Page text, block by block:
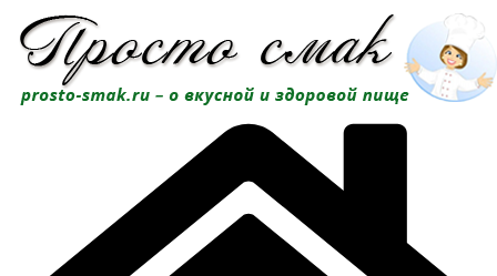
Перейти
содержимому